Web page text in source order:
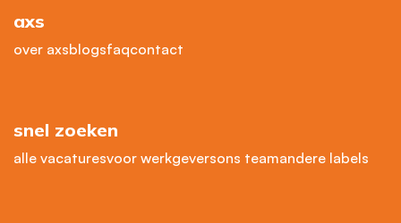
axs
over axsblogsfaqcontact
snel zoeken
alle vacaturesvoor werkgeversons teamandere labels